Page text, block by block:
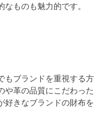
ものも魅力的です。
もブランドを重視する方
や革の品質にこだわった
好きなブランドの財布を